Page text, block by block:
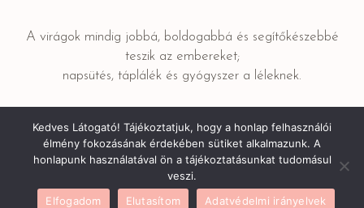
A virágok mindig jobbá, boldogabbá és segítőkészebbé
teszik az embereket;
napsütés, táplálék és gyógyszer a léleknek.
Adatkezelési tájékoztató
/ © 2022 FRESZTON Kereskedelmi
és Szolgáltató Bt.
Kedves Látogató! Tájékoztatjuk, hogy a honlap felhasználói
élmény fokozásának érdekében sütiket alkalmazunk. A
honlapunk használatával ön a tájékoztatásunkat tudomásul
veszi.
Elfogadom
Elutasítom Adatvédelmi irányelvek